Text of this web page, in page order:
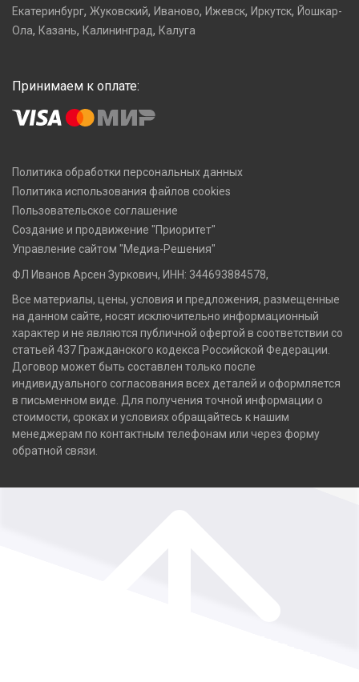
Екатеринбург, Жуковский, Иваново, Ижевск, Иркутск, Йошкар-
Ола, Казань, Калининград, Калуга
Принимаем к оплате:
Политика обработки персональных данных
Политика использования файлов cookies
Пользовательское соглашение
Создание и продвижение "Приоритет"
Управление сайтом "Медиа-Решения"
ФЛ Иванов Арсен Зуркович, ИНН: 344693884578,
Все материалы, цены, условия и предложения, размещенные
на данном сайте, носят исключительно информационный
характер и не являются публичной офертой в соответствии со
статьей 437 Гражданского кодекса Российской Федерации.
Договор может быть составлен только после
индивидуального согласования всех деталей и оформляется
в письменном виде. Для получения точной информации о
стоимости, сроках и условиях обращайтесь к нашим
менеджерам по контактным телефонам или через форму
обратной связи.